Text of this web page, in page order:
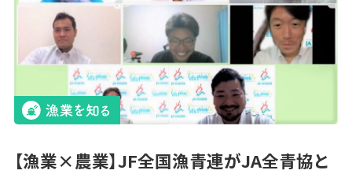
【漁業×農業】JF全国漁青連がJA全青協と